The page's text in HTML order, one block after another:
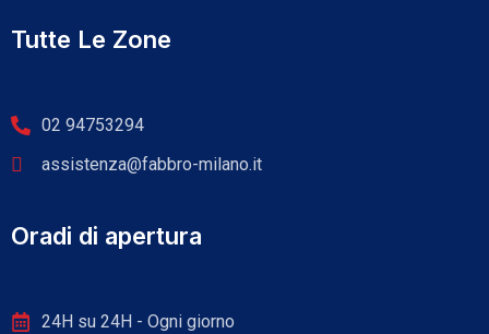
Tutte Le Zone
02 94753294
assistenza@fabbro-milano.it
Oradi di apertura
24H su 24H - Ogni giorno